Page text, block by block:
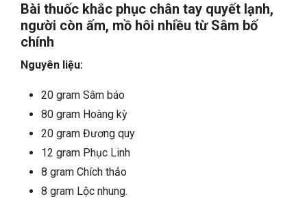
Bài thuốc khắc phục chân tay quyết lạnh,
người còn ấm, mồ hôi nhiều từ Sâm bố
chính
Nguyên liệu:
20 gram Sâm báo
80 gram Hoàng kỳ
20 gram Đương quy
12 gram Phục Linh
8 gram Chích thảo
8 gram Lộc nhung.